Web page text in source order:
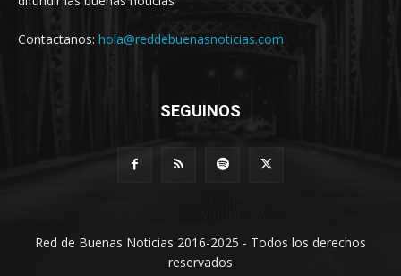
Contactanos: hola@reddebuenasnoticias.com
SEGUINOS
Red de Buenas Noticias 2016-2025 - Todos los derechos
reservados